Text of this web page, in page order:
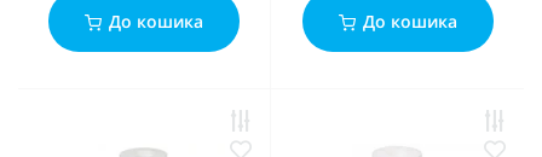
До кошика До кошика